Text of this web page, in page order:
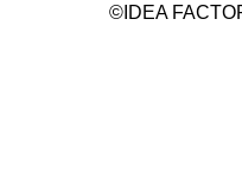
©IDEA